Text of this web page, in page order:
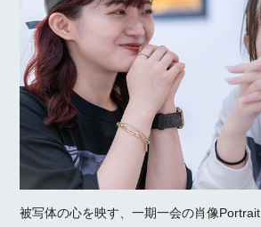
被写体の心を映す、一期一会の肖像Portrait